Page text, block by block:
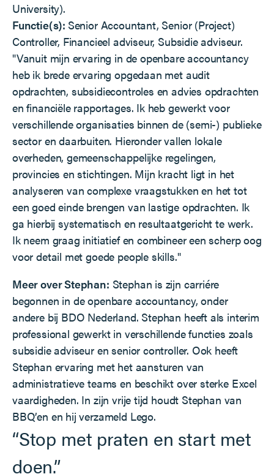
University).
Functie(s): Senior Accountant, Senior (Project)
Controller, Financieel adviseur, Subsidie adviseur.
"Vanuit mijn ervaring in de openbare accountancy
heb ik brede ervaring opgedaan met audit
opdrachten, subsidiecontroles en advies opdrachten
en financiële rapportages. Ik heb gewerkt voor
verschillende organisaties binnen de (semi-) publieke
sector en daarbuiten. Hieronder vallen lokale
overheden, gemeenschappelijke regelingen,
provincies en stichtingen. Mijn kracht ligt in het
analyseren van complexe vraagstukken en het tot
een goed einde brengen van lastige opdrachten. Ik
ga hierbij systematisch en resultaatgericht te werk.
Ik neem graag initiatief en combineer een scherp oog
voor detail met goede people skills."
Meer over Stephan: Stephan is zijn carriére
begonnen in de openbare accountancy, onder
andere bij BDO Nederland. Stephan heeft als interim
professional gewerkt in verschillende functies zoals
subsidie adviseur en senior controller. Ook heeft
Stephan ervaring met het aansturen van
administratieve teams en beschikt over sterke Excel
vaardigheden. In zijn vrije tijd houdt Stephan van
BBQ’en en hij verzameld Lego.
“Stop met praten en start met
doen.”